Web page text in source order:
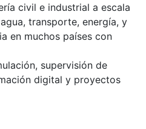
civil e industrial a escala
transporte, energía, y
en muchos países con
supervisión de
digital y proyectos